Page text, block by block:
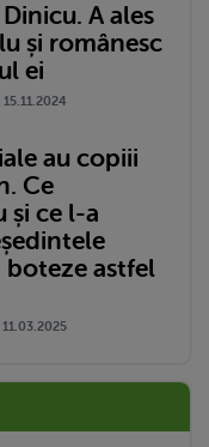
A ales
și românesc
ei
15.11.2024
au copiii
Ce
și ce l-a
boteze astfel